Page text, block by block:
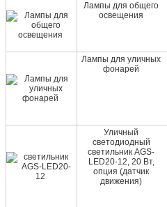
Лампы для общего
освещения
Лампы для уличных
фонарей
Уличный
светодиодный
светильник AGS-
LED20-12, 20 Вт,
опция (датчик
движения)